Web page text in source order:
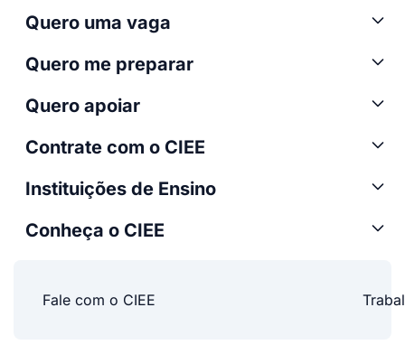
Quero uma vaga
Quero me preparar
Quero apoiar
Contrate com o CIEE
Instituições de Ensino
Conheça o CIEE
Fale com o CIEE